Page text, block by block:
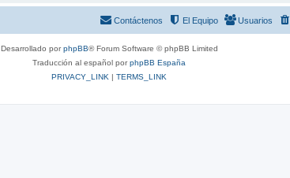
Usuarios
El Equipo
Contáctenos
Desarrollado porphpBB® Forum Software © phpBB Limited
Traducción al español porphpBB España
PRIVACY_LINK | TERMS_LINK